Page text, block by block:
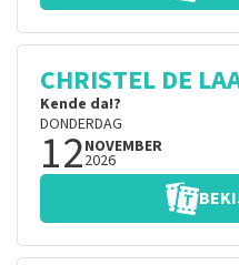
CHRISTEL DE
Kende da!?
DONDERDAG
12NOVEMBER
2026